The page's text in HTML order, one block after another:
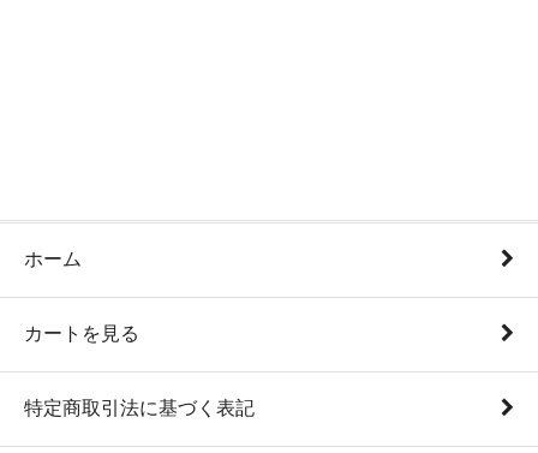
ホーム
カートを見る
特定商取引法に基づく表記